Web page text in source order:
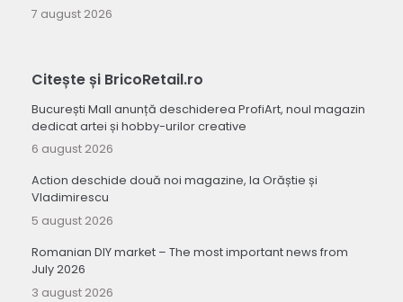
7 august 2026
Citește și BricoRetail.ro
București Mall anunță deschiderea ProfiArt, noul magazin
dedicat artei și hobby-urilor creative
6 august 2026
Action deschide două noi magazine, la Orăștie și
Vladimirescu
5 august 2026
Romanian DIY market – The most important news from
July 2026
3 august 2026